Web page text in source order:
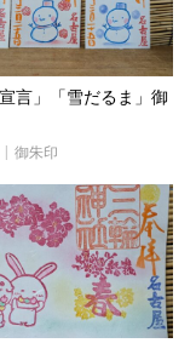
宣言」「雪だるま」御
御朱印